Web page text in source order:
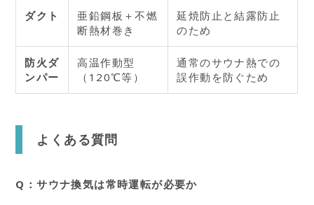
ダクト
亜鉛鋼板＋不燃
断熱材巻き
延焼防止と結露防止
のため
防火ダ
ンパー
高温作動型
（120℃等）
通常のサウナ熱での
誤作動を防ぐため
よくある質問
Q：サウナ換気は常時運転が必要か